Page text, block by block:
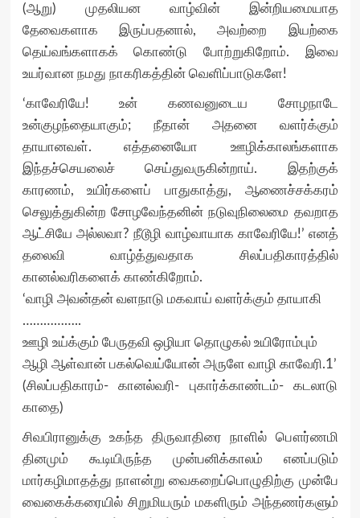
(ஆறு) முதலியன வாழ்வின் இன்றியமையாத
தேவைகளாக இருப்பதனால், அவற்றை இயற்கை
தெய்வங்களாகக் கொண்டு போற்றுகிறோம். இவை
உயர்வான நமது நாகரிகத்தின் வெளிப்பாடுகளே!
‘காவேரியே! உன் கணவனுடைய சோழநாடே
உன்குழந்தையாகும்; நீதான் அதனை வளர்க்கும்
தாயானவள். எத்தனையோ ஊழிக்காலங்களாக
இந்தச்செயலைச் செய்துவருகின்றாய். இதற்குக்
காரணம், உயிர்களைப் பாதுகாத்து, ஆணைச்சக்கரம்
செலுத்துகின்ற சோழவேந்தனின் நடுவுநிலைமை தவறாத
ஆட்சியே அல்லவா? நீடூழி வாழ்வாயாக காவேரியே!’ எனத்
தலைவி வாழ்த்துவதாக சிலப்பதிகாரத்தில்
கானல்வரிகளைக் காண்கிறோம்.
‘வாழி அவன்தன் வளநாடு மகவாய் வளர்க்கும் தாயாகி
……………..
ஊழி உய்க்கும் பேருதவி ஒழியா தொழுகல் உயிரோம்பும்
ஆழி ஆள்வான் பகல்வெய்யோன் அருளே வாழி காவேரி.1’
(சிலப்பதிகாரம்- கானல்வரி- புகார்க்காண்டம்- கடலாடு
காதை)
சிவபிரானுக்கு உகந்த திருவாதிரை நாளில் பௌர்ணமி
தினமும் கூடியிருந்த முன்பனிக்காலம் எனப்படும்
மார்கழிமாதத்து நாளன்று வைகறைப்பொழுதிற்கு முன்பே
வைகைக்கரையில் சிறுமியரும் மகளிரும் அந்தணர்களும்